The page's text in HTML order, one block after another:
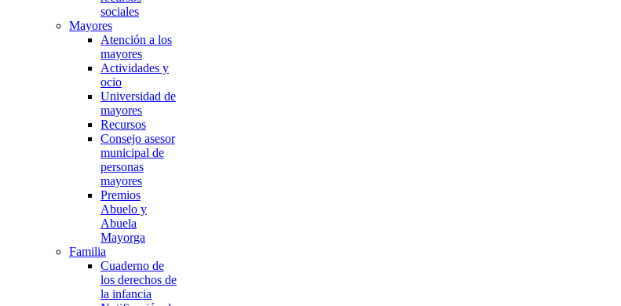
sociales
Mayores
Atención a los
mayores
Actividades y
ocio
Universidad de
mayores
Recursos
Consejo asesor
municipal de
personas
mayores
Premios
Abuelo y
Abuela
Mayorga
Familia
Cuaderno de
los derechos de
la infancia